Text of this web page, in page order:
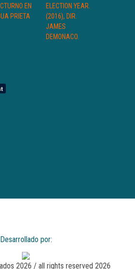
EN
PRIETA
ELECTION YEAR.
(2016), DIR.
JAMES
DEMONACO.
Desarrollado por:
2026 / all rights reserved 2026